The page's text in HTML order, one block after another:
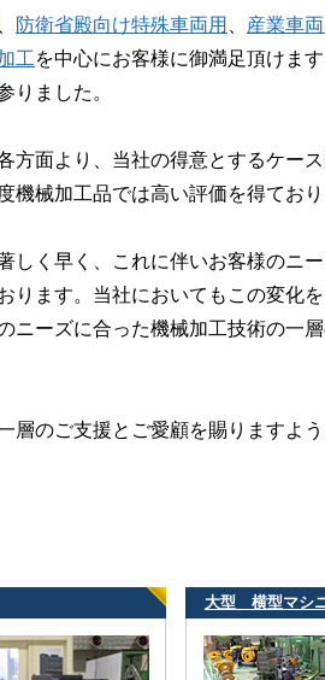
防衛省殿向け特殊車両用 産業車
工を中心にお客様に御満足頂けま
りました。
方面より、当社の得意とするケース
機械加工品では高い評価を得ており
しく早く、これに伴いお客様のニ
ります。当社においてもこの変化
ニーズに合った機械加工技術の一
層のご支援とご愛顧を賜りますよう
大型 横型マシ